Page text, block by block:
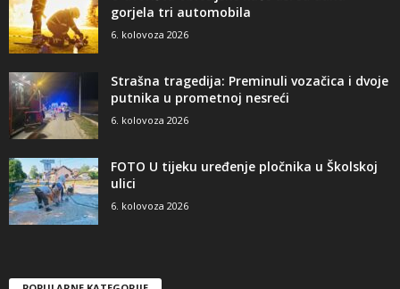
gorjela tri automobila
6. kolovoza 2026
Strašna tragedija: Preminuli vozačica i dvoje
putnika u prometnoj nesreći
6. kolovoza 2026
FOTO U tijeku uređenje pločnika u Školskoj
ulici
6. kolovoza 2026